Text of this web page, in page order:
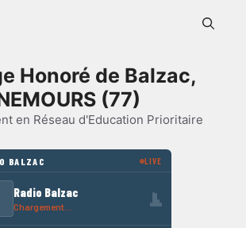
Honoré de Balzac,
(77)
en Réseau d'Education Prioritaire